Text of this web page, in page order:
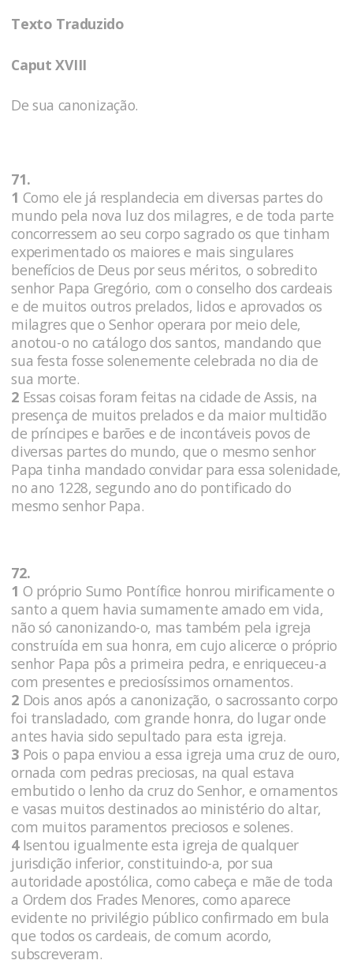
Texto Traduzido
Caput XVIII
De sua canonização.
71.
1 Como ele já resplandecia em diversas partes do
mundo pela nova luz dos milagres, e de toda parte
concorressem ao seu corpo sagrado os que tinham
experimentado os maiores e mais singulares
benefícios de Deus por seus méritos, o sobredito
senhor Papa Gregório, com o conselho dos cardeais
e de muitos outros prelados, lidos e aprovados os
milagres que o Senhor operara por meio dele,
anotou-o no catálogo dos santos, mandando que
sua festa fosse solenemente celebrada no dia de
sua morte.
2 Essas coisas foram feitas na cidade de Assis, na
presença de muitos prelados e da maior multidão
de príncipes e barões e de incontáveis povos de
diversas partes do mundo, que o mesmo senhor
Papa tinha mandado convidar para essa solenidade,
no ano 1228, segundo ano do pontificado do
mesmo senhor Papa.
72.
1 O próprio Sumo Pontífice honrou mirificamente o
santo a quem havia sumamente amado em vida,
não só canonizando-o, mas também pela igreja
construída em sua honra, em cujo alicerce o próprio
senhor Papa pôs a primeira pedra, e enriqueceu-a
com presentes e preciosíssimos ornamentos.
2 Dois anos após a canonização, o sacrossanto corpo
foi transladado, com grande honra, do lugar onde
antes havia sido sepultado para esta igreja.
3 Pois o papa enviou a essa igreja uma cruz de ouro,
ornada com pedras preciosas, na qual estava
embutido o lenho da cruz do Senhor, e ornamentos
e vasas muitos destinados ao ministério do altar,
com muitos paramentos preciosos e solenes.
4Isentou igualmente esta igreja de qualquer
jurisdição inferior, constituindo-a, por sua
autoridade apostólica, como cabeça e mãe de toda
a Ordem dos Frades Menores, como aparece
evidente no privilégio público confirmado em bula
que todos os cardeais, de comum acordo,
subscreveram.